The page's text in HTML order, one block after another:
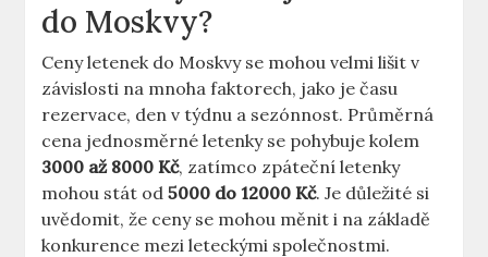
do Moskvy?
Ceny letenek do Moskvy se mohou velmi lišit v
závislosti na mnoha faktorech, jako je času
rezervace, den v týdnu a sezónnost. Průměrná
cena jednosměrné letenky se pohybuje kolem
3000 až 8000 Kč, zatímco zpáteční letenky
mohou stát od5000 do 12000 Kč. Je důležité si
uvědomit, že ceny se mohou měnit i na základě
konkurence mezi leteckými společnostmi.